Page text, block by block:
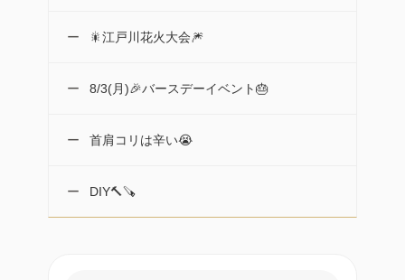
🎇江戸川花火大会🎆
8/3(月)🎉バースデーイベント🎂
首肩コリは辛い😭
DIY🔨🪚